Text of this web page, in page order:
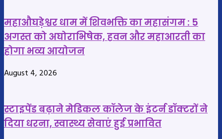
विधायक
और
ग्रामीणों
ने
निकाला
महाऔघड़ेश्वर धाम में शिवभक्ति का महासंगम : 5
अगस्त को अघोराभिषेक, हवन और महाआरती का
होगा भव्य आयोजन
August 4, 2026
स्टाइपेंड बढ़ाने मेडिकल कॉलेज के इंटर्न डॉक्टरों ने
दिया धरना, स्वास्थ्य सेवाएं हुई प्रभावित